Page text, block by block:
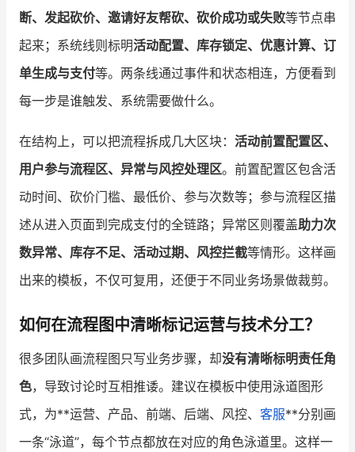
有赞云 数据通服务
断、发起砍价、邀请好友帮砍、砍价成功或失败等节点串
起来；系统线则标明活动配置、库存锁定、优惠计算、订
单生成与支付等。两条线通过事件和状态相连，方便看到
每一步是谁触发、系统需要做什么。
在结构上，可以把流程拆成几大区块： 活动前置配置区、
用户参与流程区、异常与风控处理区。前置配置区包含活
动时间、砍价门槛、最低价、参与次数等；参与流程区描
述从进入页面到完成支付的全链路；异常区则覆盖助力次
数异常、库存不足、活动过期、风控拦截等情形。这样画
出来的模板，不仅可复用，还便于不同业务场景做裁剪。
如何在流程图中清晰标记运营与技术分工？
很多团队画流程图只写业务步骤，却没有清晰标明责任角
色，导致讨论时互相推诿。建议在模板中使用泳道图形
式，为**运营、产品、前端、后端、风控、 客服**分别画
一条“泳道”，每个节点都放在对应的角色泳道里。这样一